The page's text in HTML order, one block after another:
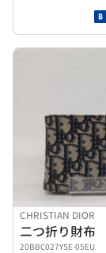
CHRISTIAN DIOR
二つ折り財布
20BBC027YSE-05EU